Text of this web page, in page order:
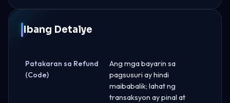
Ibang Detalye
Patakaran sa Refund
(Code)
Ang mga bayarin sa
pagsusuri ay hindi
maibabalik; lahat ng
transaksyon ay pinal at